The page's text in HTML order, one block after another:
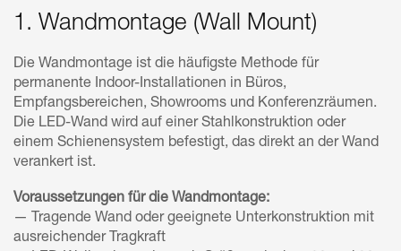
1. Wandmontage (Wall Mount)
Die Wandmontage ist die häufigste Methode für
permanente Indoor-Installationen in Büros,
Empfangsbereichen, Showrooms und Konferenzräumen.
Die LED-Wand wird auf einer Stahlkonstruktion oder
einem Schienensystem befestigt, das direkt an der Wand
verankert ist.
Voraussetzungen für die Wandmontage:
— Tragende Wand oder geeignete Unterkonstruktion mit
ausreichender Tragkraft